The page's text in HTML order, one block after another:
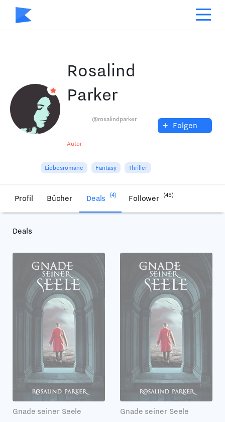
Rosalind
Parker
Autor
@rosalindparker + Folgen
Liebesromane Fantasy Thriller
Profil Bücher Deals (4) Follower (45)
Deals
Gnade seiner Seele Gnade seiner Seele